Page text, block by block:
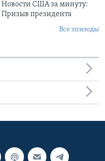
Новости США за минуту:
Призыв президента
Все эпизоды